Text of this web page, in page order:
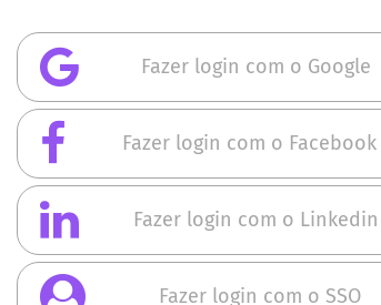
Fazer login com o Google
Fazer login com o Facebook
Fazer login com o Linkedin
Fazer login com o SSO